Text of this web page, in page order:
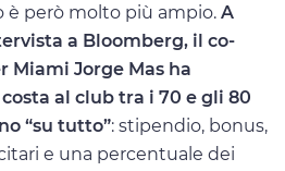
è però molto più ampio. A
a Bloomberg, il co-
Miami Jorge Mas ha
al club tra i 70 e gli 80
“su tutto”: stipendio, bonus,
e una percentuale dei